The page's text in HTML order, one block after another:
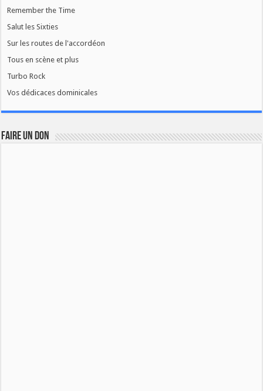
Remember the Time
Salut les Sixties
Sur les routes de l'accordéon
Tous en scène et plus
Turbo Rock
Vos dédicaces dominicales
FAIRE UN DON